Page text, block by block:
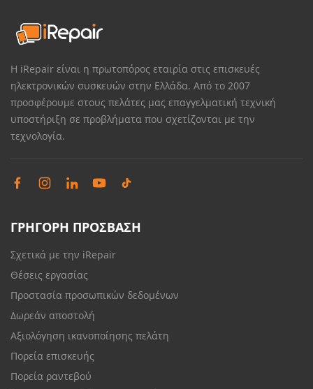
Η iRepair είναι η πρωτοπόρος εταιρία στις επισκευές
ηλεκτρονικών συσκευών στην Ελλάδα. Από το 2007
προσφέρουμε στους πελάτες μας επαγγελματική τεχνική
υποστήριξη σε προβλήματα που σχετίζονται με την
τεχνολογία.
ΓΡΗΓΟΡΗ ΠΡΟΣΒΑΣΗ
Σχετικά με την iRepair
Θέσεις εργασίας
Προστασία προσωπικών δεδομένων
Δωρεάν αποστολή
Αξιολόγηση ικανοποίησης πελάτη
Πορεία επισκευής
Πορεία ραντεβού